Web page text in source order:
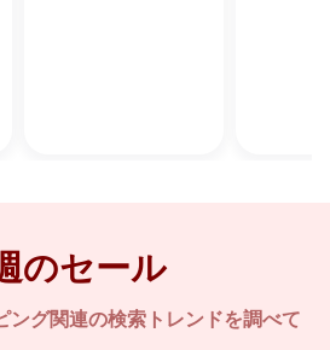
のセール
ング関連の検索トレンドを調べて